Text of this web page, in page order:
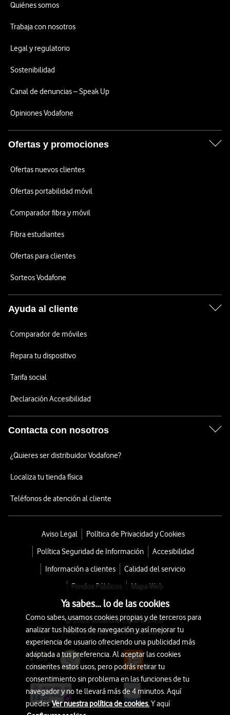
Quiénes somos
Trabaja con nosotros
Legal y regulatorio
Sostenibilidad
Canal de denuncias – Speak Up
Opiniones Vodafone
Ofertas y promociones
Ofertas nuevos clientes
Ofertas portabilidad móvil
Comparador fibra y móvil
Fibra estudiantes
Ofertas para clientes
Sorteos Vodafone
Ayuda al cliente
Comparador de móviles
Repara tu dispositivo
Tarifa social
Declaración Accesibilidad
Contacta con nosotros
¿Quieres ser distribuidor Vodafone?
Localiza tu tienda física
Teléfonos de atención al cliente
Aviso Legal
Política de Privacidad y Cookies
Política Seguridad de Información
Accesibilidad
Información a clientes
Calidad del servicio
Fondos Públicos
Mapa Web
© 2026 Vodafone España S.A.U.
Avda. América 115, 28042 Madrid
Ya sabes... lo de las cookies
Como sabes, usamos cookies propias y de terceros para
analizar tus hábitos de navegación y así mejorar tu
experiencia de usuario ofreciendo una publicidad más
adaptada a tus preferencia. Al aceptar las cookies
consientes estos usos, pero podrás retirar tu
consentimiento sin problema en las funciones de tu
navegador y no te llevará más de 4 minutos. Aquí
puedesVer nuestra política de cookies.Y aquí